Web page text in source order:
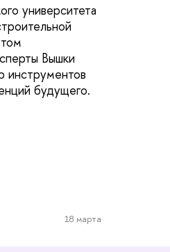
университета
Вышки
инструментов
будущего.
18 марта